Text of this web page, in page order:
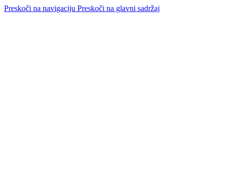
Preskoči na navigaciju Preskoči na glavni sadržaj